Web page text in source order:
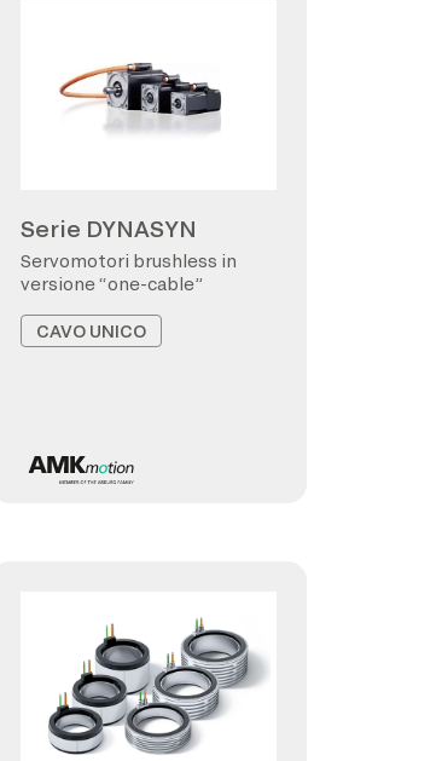
Serie DYNASYN
Servomotori brushless in
versione “one-cable”
CAVO UNICO